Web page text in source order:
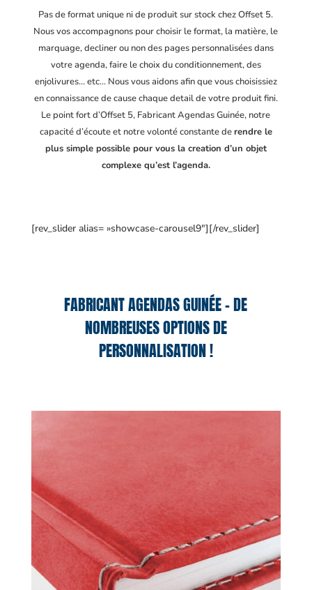
Pas de format unique ni de produit sur stock chez Offset 5.
Nous vos accompagnons pour choisir le format, la matière, le
marquage, decliner ou non des pages personnalisées dans
votre agenda, faire le choix du conditionnement, des
enjolivures… etc… Nous vous aidons afin que vous choisissiez
en connaissance de cause chaque detail de votre produit fini.
Le point fort d’Offset 5, Fabricant Agendas Guinée, notre
capacité d’écoute et notre volonté constante derendre le
plus simple possible pour vous la creation d’un objet
complexe qu’est l’agenda.
[rev_slider alias= »showcase-carousel9″][/rev_slider]
FABRICANT AGENDAS GUINÉE – DE
NOMBREUSES OPTIONS DE
PERSONNALISATION !